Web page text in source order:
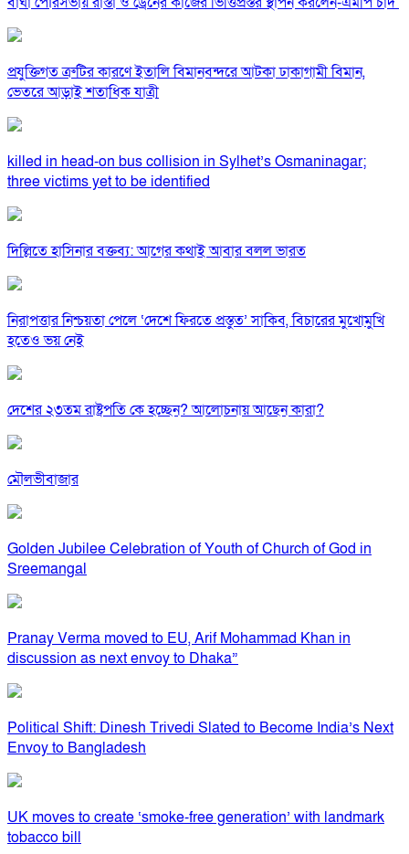
প্রযুক্তিগত ত্রুটির কারণে ইতালি বিমানবন্দরে আটকা ঢাকাগামী বিমান,
ভেতরে আড়াই শতাধিক যাত্রী
killed in head-on bus collision in Sylhet’s Osmaninagar;
three victims yet to be identified
দিল্লিতে হাসিনার বক্তব্য: আগের কথাই আবার বলল ভারত
নিরাপত্তার নিশ্চয়তা পেলে ‘দেশে ফিরতে প্রস্তুত’ সাকিব, বিচারের মুখোমুখি
হতেও ভয় নেই
দেশের ২৩তম রাষ্ট্রপতি কে হচ্ছেন? আলোচনায় আছেন কারা?
মৌলভীবাজার
Golden Jubilee Celebration of Youth of Church of God in
Sreemangal
Pranay Verma moved to EU, Arif Mohammad Khan in
discussion as next envoy to Dhaka”
Political Shift: Dinesh Trivedi Slated to Become India’s Next
Envoy to Bangladesh
UK moves to create ‘smoke-free generation’ with landmark
tobacco bill